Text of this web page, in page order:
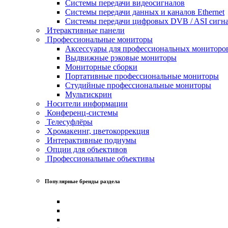
Системы передачи видеосигналов
Системы передачи данных и каналов Ethernet
Системы передачи цифровых DVB / ASI
Итерактивные панели
Профессиональные мониторы
Аксессуары для профессиональных
Выдвижные рэковые мониторы
Мониторные сборки
Портативные профессиональные мониторы
Студийные профессиональные мониторы
Мультискрин
Носители информации
Конференц-системы
Телесуфлёры
Хромакеинг, цветокоррекция
Интерактивные подиумы
Опции для объективов
Профессиональные объективы
Популярные бренды раздела